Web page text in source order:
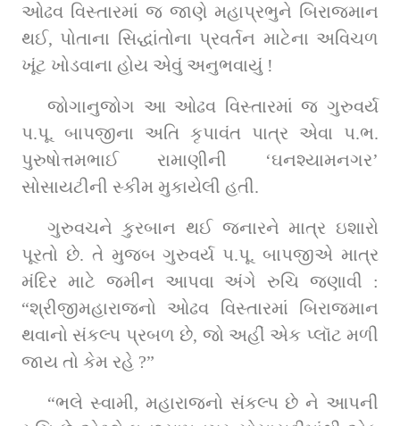
ઓઢવ વિસ્તારમાં જ જાણે મહાપ્રભુને બિરાજમાન
થઈ, પોતાના સિદ્ધાંતોના પ્રવર્તન માટેના અવિચળ
ખૂંટ ખોડવાના હોય એવું અનુભવાયું !
જોગાનુજોગ આ ઓઢવ વિસ્તારમાં જ ગુરુવર્ય
પ.પૂ. બાપજીના અતિ કૃપાવંત પાત્ર એવા પ.ભ.
પુરુષોત્તમભાઈ રામાણીની ‘ઘનશ્યામનગર’
સોસાયટીની સ્કીમ મુકાયેલી હતી.
ગુરુવચને કુરબાન થઈ જનારને માત્ર ઇશારો
પૂરતો છે. તે મુજબ ગુરુવર્ય પ.પૂ. બાપજીએ માત્ર
મંદિર માટે જમીન આપવા અંગે રુચિ જણાવી :
“શ્રીજીમહારાજનો ઓઢવ વિસ્તારમાં બિરાજમાન
થવાનો સંકલ્પ પ્રબળ છે, જો અહીં એક પ્લૉટ મળી
જાય તો કેમ રહે ?”
“ભલે સ્વામી, મહારાજનો સંકલ્પ છે ને આપની